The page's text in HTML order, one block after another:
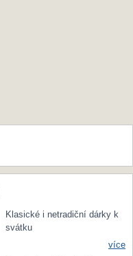
Klasické i netradiční dárky k
svátku
více